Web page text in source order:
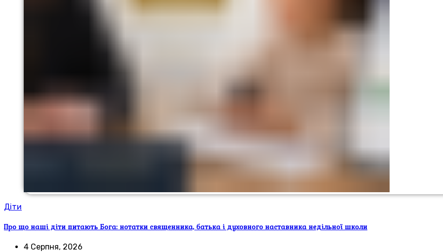
Діти
Про що наші діти питають Бога: нотатки священника, батька і духовного наставника недільної школи
4 Серпня, 2026